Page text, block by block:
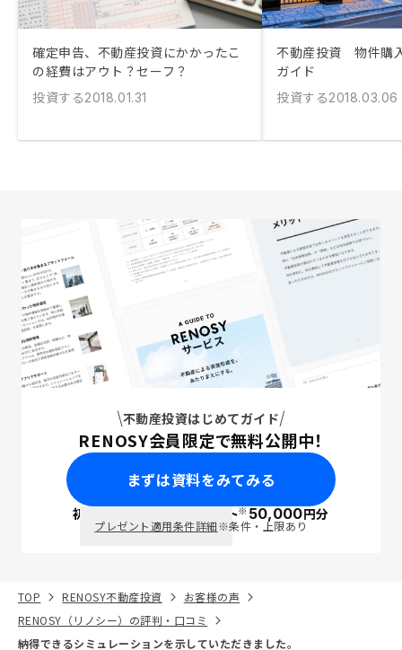
確定申告、不動産投資にかかったこ
の経費はアウト？セーフ？
投資する2018.01.31
不動産投資 物件購
ガイド
投資する2018.03.06
不動産投資はじめてガイド
RENOSY会員限定で無料公開中！
まずは資料をみてみる
初回面談で ポイント※50,000円分
プレゼント適用条件詳細※条件・上限あり
TOP RENOSY不動産投資
お客様の声
RENOSY（リノシー）の評判・口コミ
納得できるシミュレーションを示していただきました。